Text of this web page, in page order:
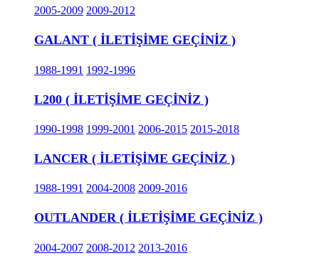
2005-2009 2009-2012
GALANT ( İLETİŞİME GEÇİNİZ )
1988-1991 1992-1996
L200 ( İLETİŞİME GEÇİNİZ )
1990-1998 1999-2001 2006-2015 2015-2018
LANCER ( İLETİŞİME GEÇİNİZ )
1988-1991 2004-2008 2009-2016
OUTLANDER ( İLETİŞİME GEÇİNİZ )
2004-2007 2008-2012 2013-2016